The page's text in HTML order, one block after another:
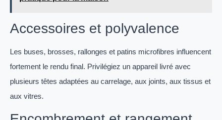
Accessoires et polyvalence
Les buses, brosses, rallonges et patins microfibres influencent
fortement le rendu final. Privilégiez un appareil livré avec
plusieurs têtes adaptées au carrelage, aux joints, aux tissus et
aux vitres.